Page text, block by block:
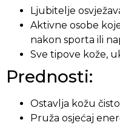
Ljubitelje
Aktivne osobe
nakon sporta ili
Sve tipove kože,
Prednosti:
Ostavlja kožu
Pruža osjećaj